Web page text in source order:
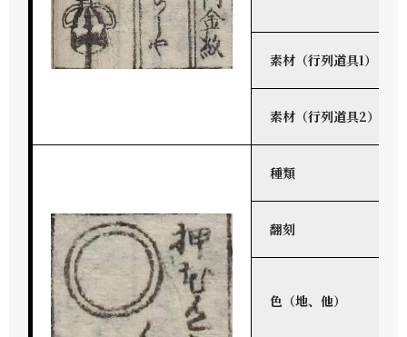
素材（行列道具1）
素材（行列道具2）
種類
翻刻
色（地、他）